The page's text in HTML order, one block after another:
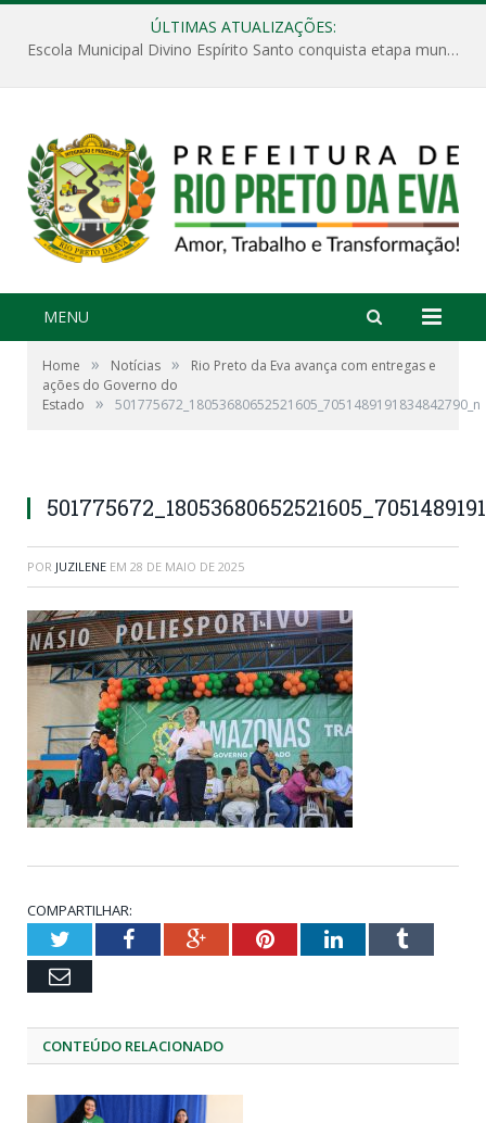
ÚLTIMAS ATUALIZAÇÕES:
Escola Municipal Divino Espírito Santo conquista etapa municipal da V Feira Amazonense de Matemática
MENU
Home » Notícias »
Rio Preto da Eva avança com entregas e
ações do Governo do
Estado
» 501775672_18053680652521605_7051489191834842790_n
POR JUZILENE EM 28 DE MAIO DE 2025
COMPARTILHAR:
TwitterFacebookGoogle+PinterestLinkedInTumblr
Email
CONTEÚDO RELACIONADO